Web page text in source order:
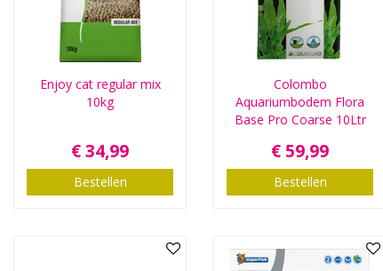
Enjoy cat regular mix
10kg
€34,99
Bestellen
Colombo
Aquariumbodem Flora
Base Pro Coarse 10Ltr
€ 59,99
Bestellen